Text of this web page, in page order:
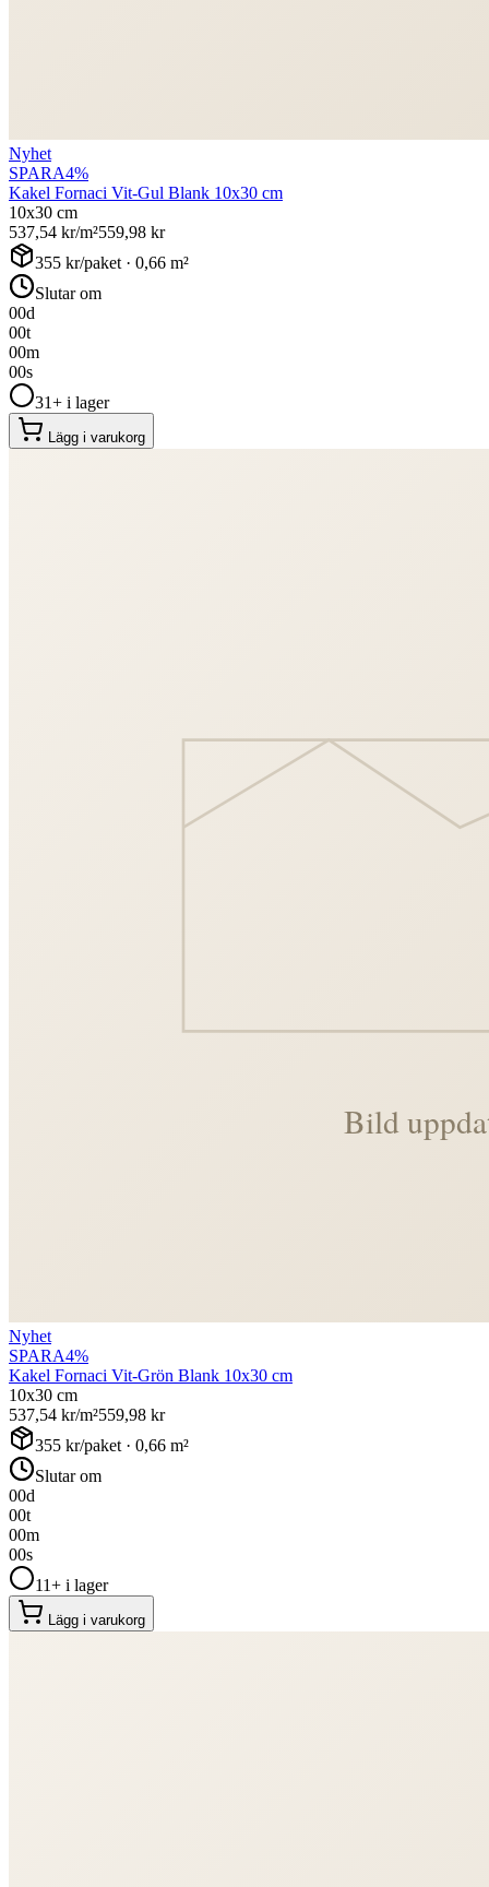
Nyhet
SPARA4%
Kakel Fornaci Vit-Gul Blank 10x30 cm
10x30 cm
537,54 kr/m²559,98 kr
355 kr/paket · 0,66 m²
Slutar om
00d
00t
00m
00s
31+ i lager
Lägg i varukorg
Nyhet
SPARA4%
Kakel Fornaci Vit-Grön Blank 10x30 cm
10x30 cm
537,54 kr/m²559,98 kr
355 kr/paket · 0,66 m²
Slutar om
00d
00t
00m
00s
11+ i lager
Lägg i varukorg